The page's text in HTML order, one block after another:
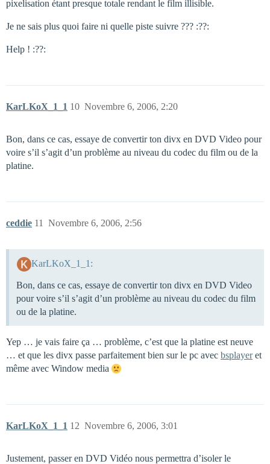
pixelisation étant presque totale rendant le film illisible.
Je ne sais plus quoi faire ni quelle piste suivre ??? :??:
Help ! :??:
KarLKoX_1_1 Novembre 6, 2006, 2:20
10
Bon, dans ce cas, essaye de convertir ton divx en DVD Video pour
voire s’il s’agit d’un problème au niveau du codec du film ou de la
platine.
ceddie Novembre 6, 2006, 2:56
11
KarLKoX_1_1:
Bon, dans ce cas, essaye de convertir ton divx en DVD Video
pour voire s’il s’agit d’un problème au niveau du codec du film
ou de la platine.
Yep … je vais faire ça … problème, c’est que la platine est neuve
… et que les divx passe parfaitement bien sur le pc avec bsplayeret
même avec Window media
KarLKoX_1_1 Novembre 6, 2006, 3:01
12
Justement, passer en DVD Vidéo nous permettra d’isoler le